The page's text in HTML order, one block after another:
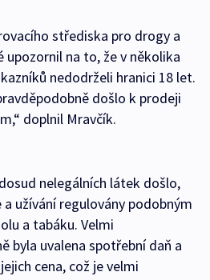
střediska pro drogy a
na to, že v několika
nedodrželi hranici 18 let.
došlo k prodeji
doplnil Mravčík.
nelegálních látek došlo,
užívání regulovány podobným
a tabáku. Velmi
byla uvalena spotřební daň a
cena, což je velmi